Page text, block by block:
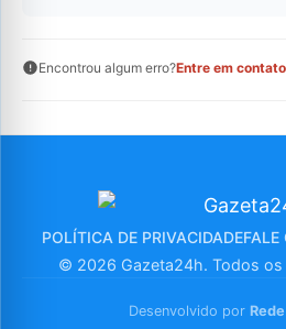
Encontrou algum erro?Entre em contato
POLÍTICA DE PRIVACIDADEFALE
© 2026 Gazeta24h. Todos
Desenvolvido por